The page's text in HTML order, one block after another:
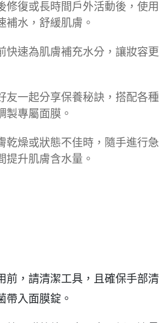
修復或長時間戶外活動後，使用
補水，舒緩肌膚。
快速為肌膚補充水分，讓妝容更
友一起分享保養秘訣，搭配各種
製專屬面膜。
乾燥或狀態不佳時，隨手進行急
提升肌膚含水量。
前，請清潔工具，且確保手部清
帶入面膜錠。